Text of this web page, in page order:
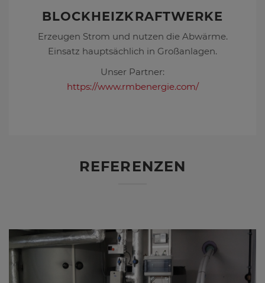
BLOCKHEIZKRAFTWERKE
Erzeugen Strom und nutzen die Abwärme.
Einsatz hauptsächlich in Großanlagen.
Unser Partner:
https://www.rmbenergie.com/
REFERENZEN